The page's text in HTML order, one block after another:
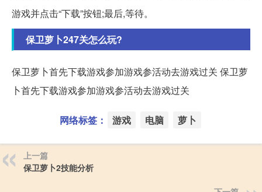
游戏并点击“下载”按钮;最后,等待。
保卫萝卜247关怎么玩?
保卫萝卜首先下载游戏参加游戏参活动去游戏过关 保卫萝
卜首先下载游戏参加游戏参活动去游戏过关
网络标签： 游戏 电脑 萝卜
上一篇
保卫萝卜2技能分析